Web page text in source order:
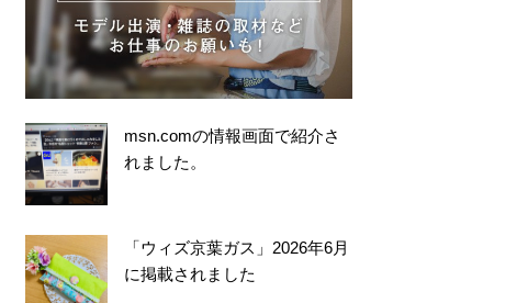
msn.comの情報画面で紹介さ
れました。
「ウィズ京葉ガス」2026年6月
に掲載されました